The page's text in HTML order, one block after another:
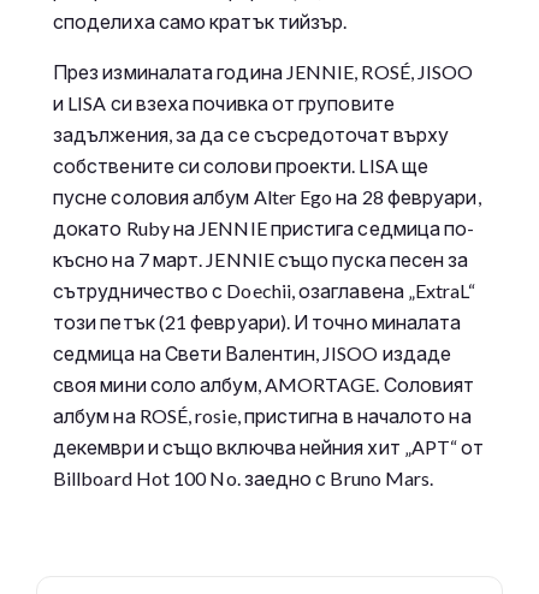
споделиха само кратък тийзър.
През изминалата година JENNIE, ROSÉ, JISOO
и LISA си взеха почивка от груповите
задължения, за да се съсредоточат върху
собствените си солови проекти. LISA ще
пусне соловия албум Alter Ego на 28 февруари,
докато Ruby на JENNIE пристига седмица по-
късно на 7 март. JENNIE също пуска песен за
сътрудничество с Doechii, озаглавена „ExtraL“
този петък (21 февруари). И точно миналата
седмица на Свети Валентин, JISOO издаде
своя мини соло албум, AMORTAGE. Соловият
албум на ROSÉ, rosie, пристигна в началото на
декември и също включва нейния хит „APT“ от
Billboard Hot 100 No. заедно с Bruno Mars.